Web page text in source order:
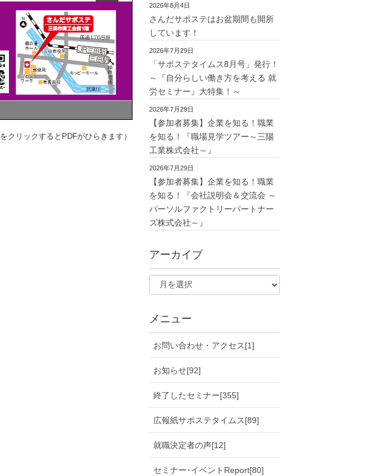
をクリックするとPDFがひらきます）
2026年8月4日
さんだサポステはお盆期間も開所
しています！
2026年7月29日
「サポステタイムス8月号」発行！
～『自分らしい働き方を考える 就
労セミナー』大特集！～
2026年7月29日
【参加者募集】企業を知る！職業
を知る！『職場見学ツアー～三陽
工業株式会社～』
2026年7月29日
【参加者募集】企業を知る！職業
を知る！『会社説明会＆交流会 ～
パーソルファクトリーパートナー
ズ株式会社～』
アーカイブ
メニュー
お問い合わせ・アクセス[1]
お知らせ[92]
終了したセミナー[355]
広報紙サポステタイムス[89]
就職決定者の声[12]
セミナー･イベントReport[80]